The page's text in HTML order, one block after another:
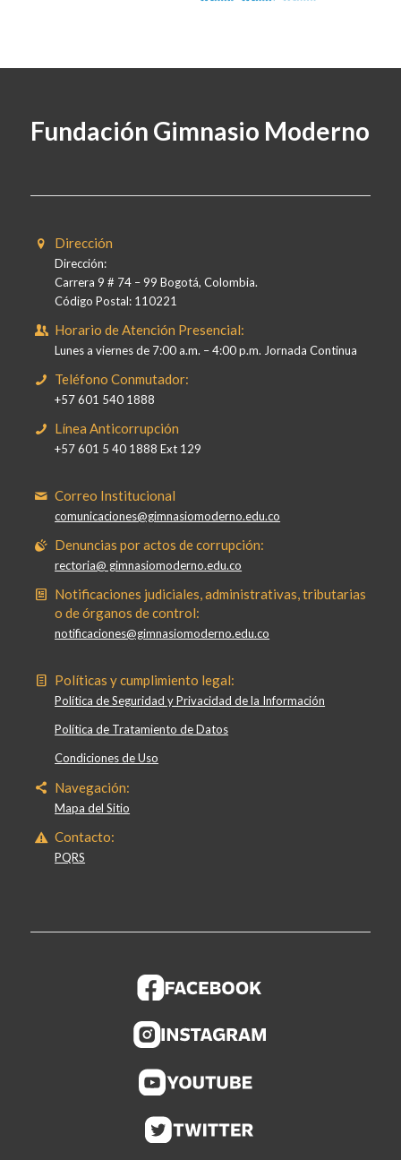
Fundación Gimnasio Moderno
Dirección
Dirección:
Carrera 9 # 74 – 99 Bogotá, Colombia.
Código Postal: 110221
Horario de Atención Presencial:
Lunes a viernes de 7:00 a.m. – 4:00 p.m. Jornada Continua
Teléfono Conmutador:
+57 601 540 1888
Línea Anticorrupción
+57 601 5 40 1888 Ext 129
Correo Institucional
comunicaciones@gimnasiomoderno.edu.co
Denuncias por actos de corrupción:
rectoria@ gimnasiomoderno.edu.co
Notificaciones judiciales, administrativas, tributarias
o de órganos de control:
notificaciones@gimnasiomoderno.edu.co
Políticas y cumplimiento legal:
Política de Seguridad y Privacidad de la Información
Política de Tratamiento de Datos
Condiciones de Uso
Navegación:
Mapa del Sitio
Contacto:
PQRS